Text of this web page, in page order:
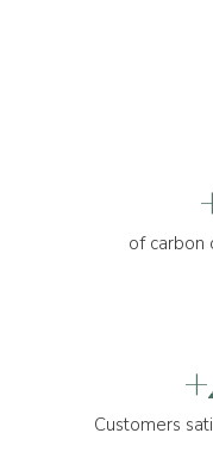
of carbon
Customers